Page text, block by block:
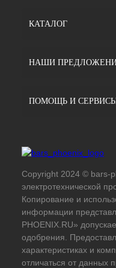
КАТАЛОГ
НАШИ
ПОМОЩЬ И
Copyright 2024 © bars-
электротехнической
Копирование и
информации
PHOENIX.RU»
одобрения.
характеристиках и
отличаться от данных